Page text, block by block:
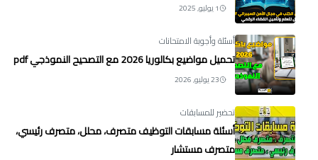
1 يوليو, 2025
أسئلة وأجوبة الامتحانات
تحميل مواضيع بكالوريا 2026 مع التصحيح النموذجي pdf
23 يوليو, 2026
تحضير للمسابقات
أسئلة مسابقات التوظيف متصرف، محلل، متصرف رئيسي،
متصرف مستشار